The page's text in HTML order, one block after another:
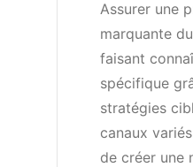
Assurer une
marquante
faisant
spécifique
stratégies
canaux
de créer une